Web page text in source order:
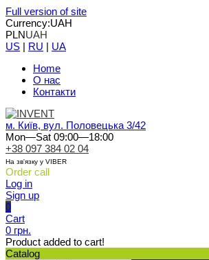
Full version of site
Currency:UAH
PLNUAH
US | RU | UA
Home
О нас
Контакти
м. Київ, вул. Половецька 3/42
Mon—Sat 09:00—18:00
+38 097 384 02 04
На зв'язку у VIBER
Order call
Log in
Sign up
0
Cart
0 грн.
Product added to cart!
Catalog